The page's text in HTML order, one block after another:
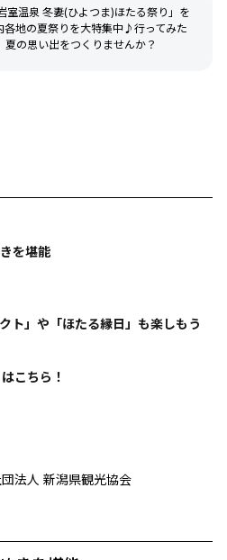
室温泉 冬妻(ひよつま)ほたる祭り」を
地の夏祭りを大特集中♪行ってみた
夏の思い出をつくりませんか？
を堪能
ト」や「ほたる縁日」も楽しもう
こちら！
法人 新潟県観光協会